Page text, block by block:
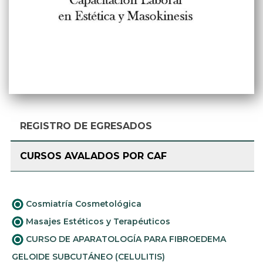
REGISTRO DE EGRESADOS
CURSOS AVALADOS POR CAF
Cosmiatría Cosmetológica
Masajes Estéticos y Terapéuticos
CURSO DE APARATOLOGÍA PARA FIBROEDEMA
GELOIDE SUBCUTÁNEO (CELULITIS)